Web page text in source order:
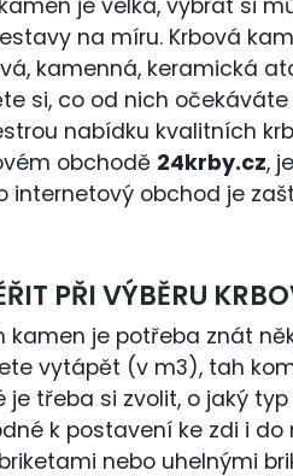
je velká, vybrat si
na míru. Krbová
kamenná, keramická
si, co od nich
nabídku kvalitních
obchodě 24krby.cz,
internetový obchod je
PŘI VÝBĚRU
kamen je potřeba znát
vytápět (v m3), tah
je třeba si zvolit, o jaký
k postavení ke zdi i
nebo uhelnými